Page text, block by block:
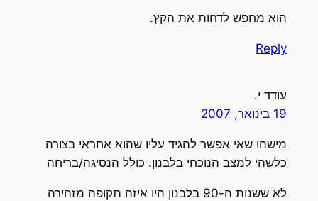
הוא מחפש לדחות את הקץ.
Reply
עודד י.
19 בינואר, 2007
מישהו שאי אפשר להגיד עליו שהוא אחראי בצורה
כלשהי למצב הנוכחי בלבנון. כולל הנסיגה/בריחה
לא ששנות ה-90 בלבנון היו איזה תקופה מזהירה